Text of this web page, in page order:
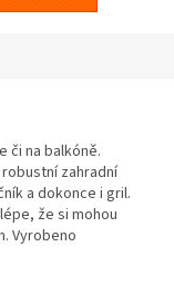
či na balkóně.
zahradní
a dokonce i gril.
že si mohou
Vyrobeno